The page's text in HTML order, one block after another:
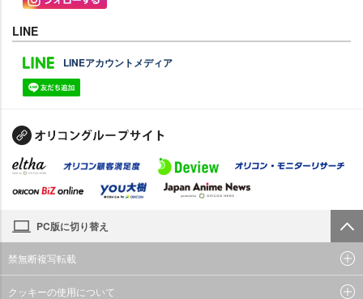
LINE
LINEアカウントメディア
PC版に切り替え
禁無断複写転載
クッキーの使用について